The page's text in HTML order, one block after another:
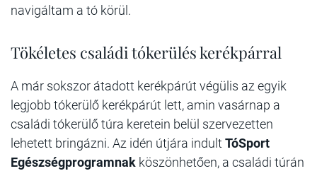
navigáltam a tó körül.
Tökéletes családi tókerülés kerékpárral
A már sokszor átadott kerékpárút végülis az egyik
legjobb tókerülő kerékpárút lett, amin vasárnap a
családi tókerülő túra keretein belül szervezetten
lehetett bringázni. Az idén útjára indultTóSport
Egészségprogramnak köszönhetően, a családi túrán